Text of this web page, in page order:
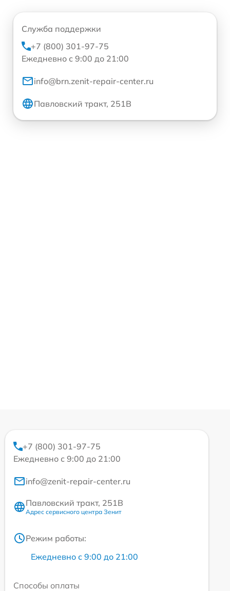
Служба поддержки
+7 (800) 301-97-75
Ежедневно с 9:00 до 21:00
info@brn.zenit-repair-center.ru
Павловский тракт, 251В
+7 (800) 301-97-75
Ежедневно с 9:00 до 21:00
info@zenit-repair-center.ru
Павловский тракт, 251В
Адрес сервисного центра Зенит
Режим работы:
Ежедневно с 9:00 до 21:00
Способы оплаты